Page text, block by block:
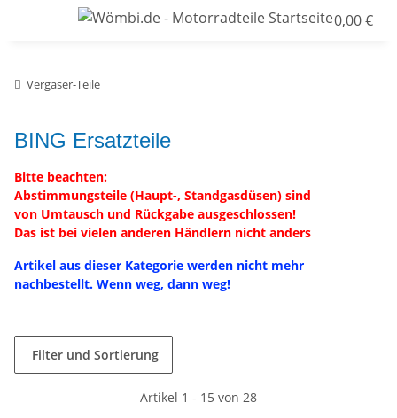
0,00 €
Vergaser-Teile
BING Ersatzteile
Bitte beachten:
Abstimmungsteile (Haupt-, Standgasdüsen) sind
von Umtausch und Rückgabe ausgeschlossen!
Das ist bei vielen anderen Händlern nicht anders
Artikel aus dieser Kategorie werden nicht mehr
nachbestellt. Wenn weg, dann weg!
Filter und Sortierung
Artikel 1 - 15 von 28